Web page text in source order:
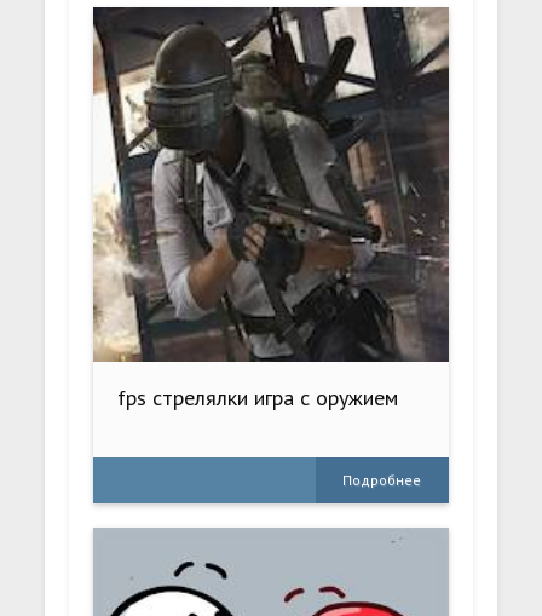
fps стрелялки игра с оружием
Подробнее